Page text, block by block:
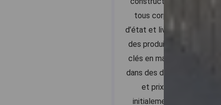
tous corps
d’état et livrons
des produits «
clés en main »
dans des délais
et prix
initialement